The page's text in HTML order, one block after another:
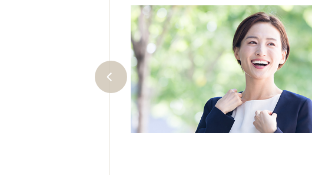
の資格が認定されます。知
が、資格を手にすること
！確かな自信につながりま